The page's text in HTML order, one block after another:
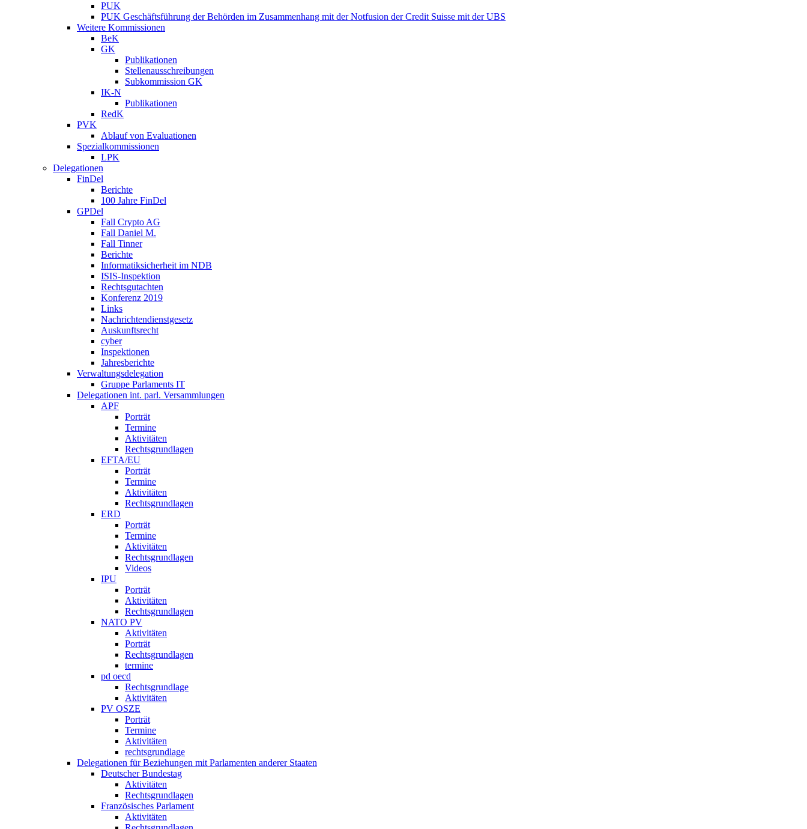
PUK
PUK Geschäftsführung der Behörden im Zusammenhang mit der Notfusion der Credit Suisse mit der UBS
Weitere Kommissionen
BeK
GK
Publikationen
Stellenausschreibungen
Subkommission GK
IK-N
Publikationen
RedK
PVK
Ablauf von Evaluationen
Spezialkommissionen
LPK
Delegationen
FinDel
Berichte
100 Jahre FinDel
GPDel
Fall Crypto AG
Fall Daniel M.
Fall Tinner
Berichte
Informatiksicherheit ­im NDB
ISIS-Inspektion
Rechtsgutachten
Konferenz 2019
Links
Nachrichtendienstgesetz
Auskunftsrecht
cyber
Inspektionen
Jahresberichte
Verwaltungsdelegation
Gruppe Parlaments IT
Delegationen int. parl. Versammlungen
APF
Porträt
Termine
Aktivitäten
Rechtsgrundlagen
EFTA/EU
Porträt
Termine
Aktivitäten
Rechtsgrundlagen
ERD
Porträt
Termine
Aktivitäten
Rechtsgrundlagen
Videos
IPU
Porträt
Aktivitäten
Rechtsgrundlagen
NATO PV
Aktivitäten
Porträt
Rechtsgrundlagen
termine
pd oecd
Rechtsgrundlage
Aktivitäten
PV OSZE
Porträt
Termine
Aktivitäten
rechtsgrundlage
Delegationen für Beziehungen mit Parlamenten anderer Staaten
Deutscher Bundestag
Aktivitäten
Rechtsgrundlagen
Französisches Parlament
Aktivitäten